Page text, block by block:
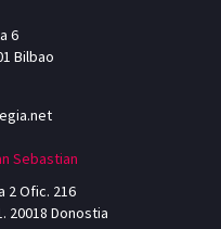
6
Bilbao
Sebastian
2 Ofic. 216
20018 Donostia